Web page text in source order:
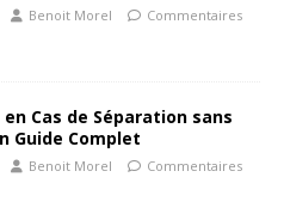
Benoit Morel
Commentaires
Cas de Séparation sans
Guide Complet
Benoit Morel
Commentaires